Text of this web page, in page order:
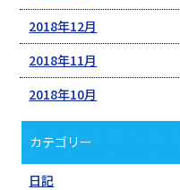
2018年12月
2018年11月
2018年10月
カテゴリー
日記